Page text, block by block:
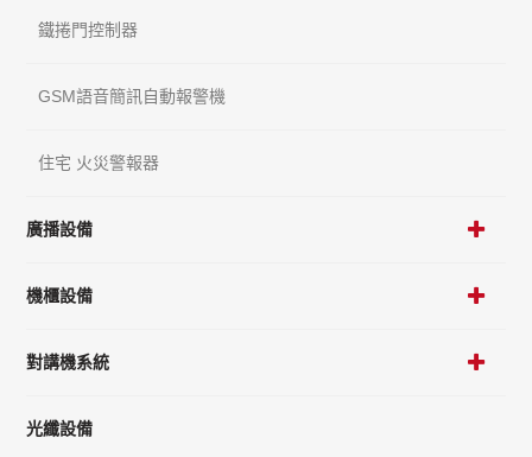
鐵捲門控制器
GSM語音簡訊自動報警機
住宅 火災警報器
廣播設備
機櫃設備
對講機系統
光纖設備